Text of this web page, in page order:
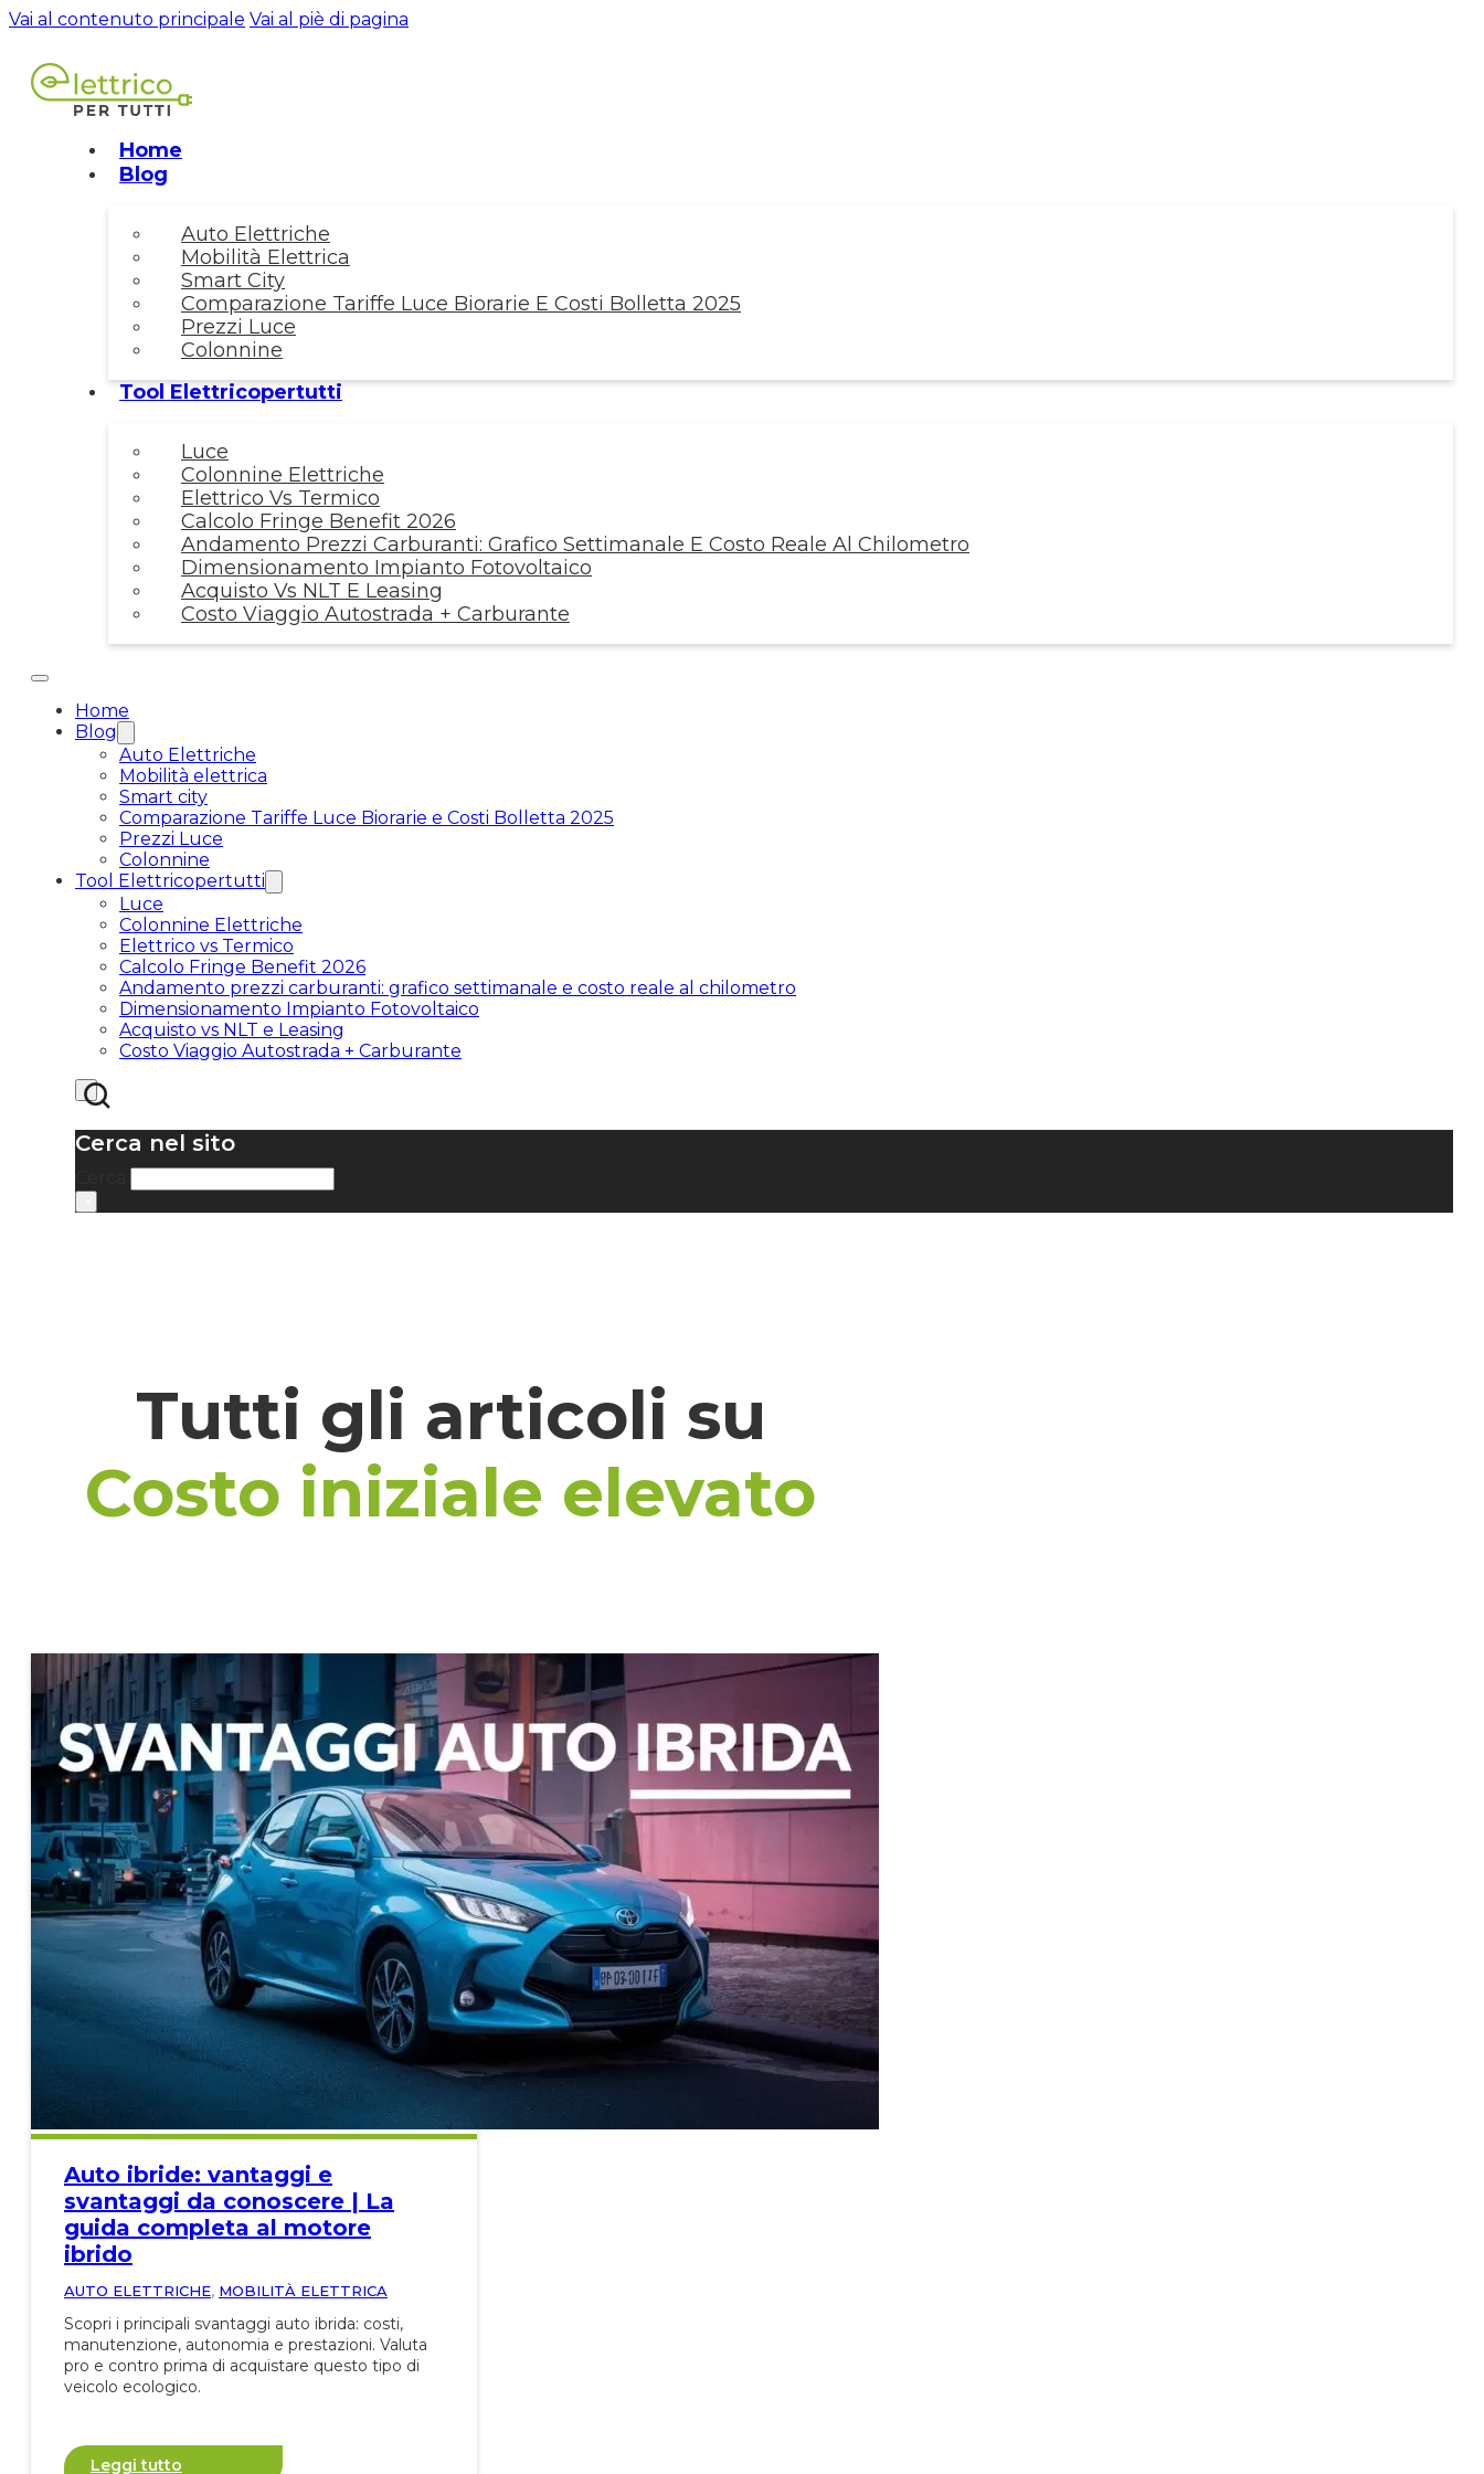
Vai al contenuto principale Vai al piè di pagina
Home
Blog
Auto Elettriche
Mobilità Elettrica
Smart City
Comparazione Tariffe Luce Biorarie E Costi Bolletta 2025
Prezzi Luce
Colonnine
Tool Elettricopertutti
Luce
Colonnine Elettriche
Elettrico Vs Termico
Calcolo Fringe Benefit 2026
Andamento Prezzi Carburanti: Grafico Settimanale E Costo Reale Al Chilometro
Dimensionamento Impianto Fotovoltaico
Acquisto Vs NLT E Leasing
Costo Viaggio Autostrada + Carburante
Home
Blog
Auto Elettriche
Mobilità elettrica
Smart city
Comparazione Tariffe Luce Biorarie e Costi Bolletta 2025
Prezzi Luce
Colonnine
Tool Elettricopertutti
Luce
Colonnine Elettriche
Elettrico vs Termico
Calcolo Fringe Benefit 2026
Andamento prezzi carburanti: grafico settimanale e costo reale al chilometro
Dimensionamento Impianto Fotovoltaico
Acquisto vs NLT e Leasing
Costo Viaggio Autostrada + Carburante
Cerca nel sito
Tutti gli articoli su
Costo iniziale elevato
Auto ibride: vantaggi e
svantaggi da conoscere | La
guida completa al motore
ibrido
AUTO ELETTRICHE, MOBILITÀ ELETTRICA
Scopri i principali svantaggi auto ibrida: costi,
manutenzione, autonomia e prestazioni. Valuta
pro e contro prima di acquistare questo tipo di
veicolo ecologico.
Leggi tutto